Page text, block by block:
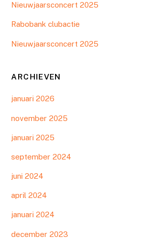
Nieuwjaarsconcert 2025
Rabobank clubactie
Nieuwjaarsconcert 2025
ARCHIEVEN
januari 2026
november 2025
januari 2025
september 2024
juni 2024
april 2024
januari 2024
december 2023